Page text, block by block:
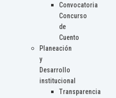
Convocatoria
Concurso
de
Cuento
Planeación
y
Desarrollo
institucional
Transparencia